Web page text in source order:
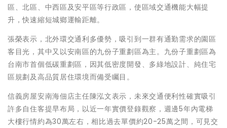
區、北區、中西區及安平區等行政區，使區域交通機能大幅提
升，快速縮短城鄉運輸距離。
張榮表示，北外環交通利多優勢，吸引到一群有通勤需求的園區
客目光，其中又以安南區的九份子重劃區為主。九份子重劃區為
台南市首個低碳重劃區，因其低密度開發、多綠地設計、純住宅
區規劃及高品質居住環境而備受矚目。
信義房屋安南海佃店主任陳泓文表示，未來交通便利性確實吸引
許多自住客提早布局，以近一年實價登錄觀察，週邊5年內電梯
大樓行情約為30萬左右，相比過去單價約20-25萬之間，可見交